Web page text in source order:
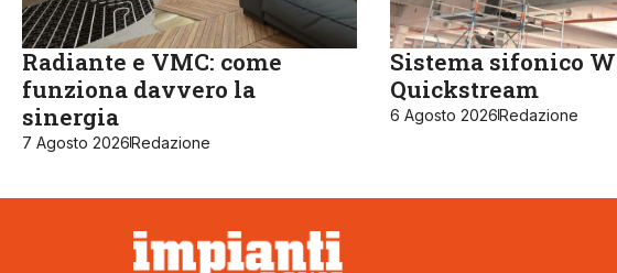
Radiante e VMC: come
funziona davvero la
sinergia
7 Agosto 2026Redazione
Sistema sifonico
Quickstream
6 Agosto 2026Redazione